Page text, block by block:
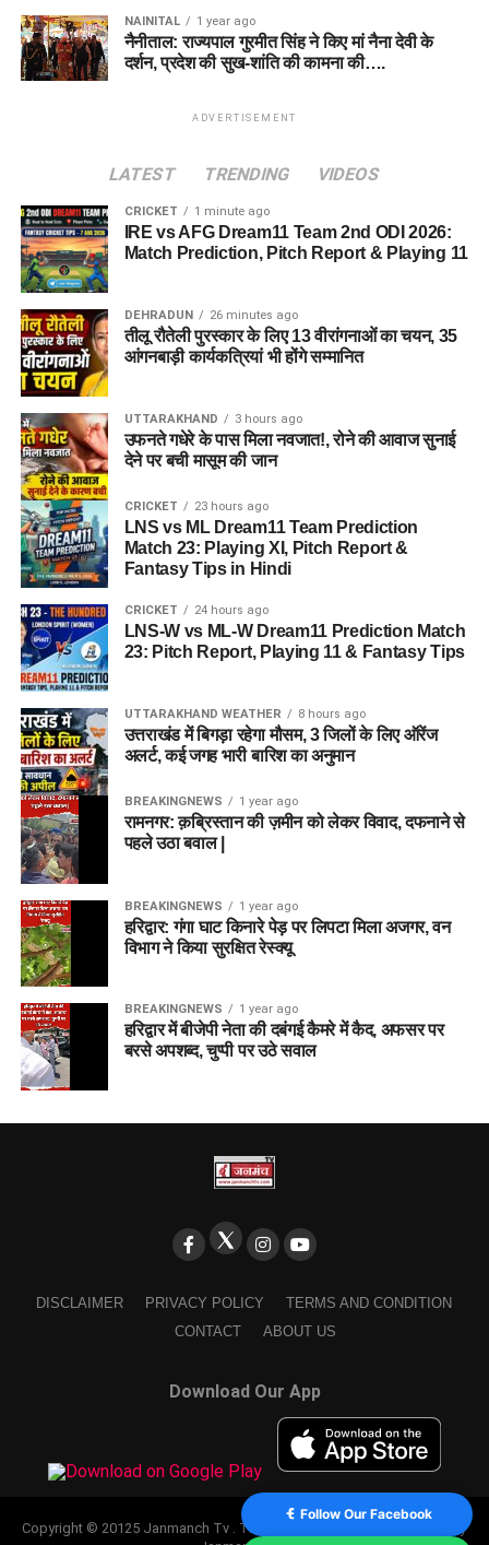
NAINITAL 1 year ago
नैनीताल: राज्यपाल गुरमीत सिंह ने किए मां नैना देवी के
दर्शन, प्रदेश की सुख-शांति की कामना की….
ADVERTISEMENT
LATEST TRENDING VIDEOS
CRICKET 1 minute ago
IRE vs AFG Dream11 Team 2nd ODI 2026:
Match Prediction, Pitch Report & Playing 11
DEHRADUN 26 minutes ago
तीलू रौतेली पुरस्कार के लिए 13 वीरांगनाओं का चयन, 35
आंगनबाड़ी कार्यकत्रियां भी होंगे सम्मानित
UTTARAKHAND 3 hours ago
उफनते गधेरे के पास मिला नवजात!, रोने की आवाज सुनाई
देने पर बची मासूम की जान
CRICKET 23 hours ago
LNS vs ML Dream11 Team Prediction
Match 23: Playing XI, Pitch Report &
Fantasy Tips in Hindi
CRICKET 24 hours ago
LNS-W vs ML-W Dream11 Prediction Match
23: Pitch Report, Playing 11 & Fantasy Tips
UTTARAKHAND WEATHER 8 hours ago
उत्तराखंड में बिगड़ा रहेगा मौसम, 3 जिलों के लिए ऑरेंज
अलर्ट, कई जगह भारी बारिश का अनुमान
BREAKINGNEWS 1 year ago
रामनगर: क़ब्रिस्तान की ज़मीन को लेकर विवाद, दफनाने से
पहले उठा बवाल |
BREAKINGNEWS 1 year ago
हरिद्वार: गंगा घाट किनारे पेड़ पर लिपटा मिला अजगर, वन
विभाग ने किया सुरक्षित रेस्क्यू
BREAKINGNEWS 1 year ago
हरिद्वार में बीजेपी नेता की दबंगई कैमरे में कैद, अफसर पर
बरसे अपशब्द, चुप्पी पर उठे सवाल
DISCLAIMER PRIVACY POLICY
TERMS AND CONDITION
CONTACT
ABOUT US
Download Our App
Copyright © 20125 Janmanch Tv . Theme by SSDIGIMARK. powered by
Follow Our Facebook